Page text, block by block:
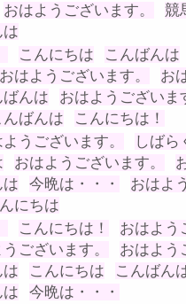
おはようございます。
競
は
こんにちは
こんばんは
おはようございます。
お
ばんは
おはようございま
んばんは
こんにちは！
うございます。
しばら
おはようございます。
は 今晩は・・・
おはよ
にちは
こんにちは！
おはよう
ございます。
おはよう
は こんにちは
こんばん
は
今晩は・・・